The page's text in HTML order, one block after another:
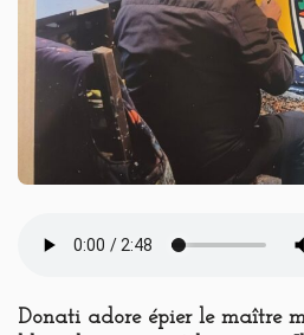
Donati adore épier le maître